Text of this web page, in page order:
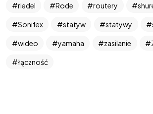
riedel Rode routery
Sonifex statyw statywy
wideo yamaha zasilanie
łączność